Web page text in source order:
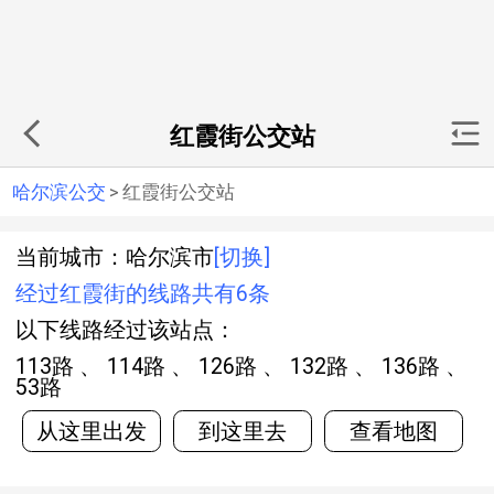
红霞街公交站
哈尔滨公交 > 红霞街公交站
当前城市：哈尔滨市 [切换]
经过红霞街的线路共有6条
以下线路经过该站点：
113路 、 114路 、 126路 、 132路 、 136路 、
53路
从这里出发
到这里去 查看地图